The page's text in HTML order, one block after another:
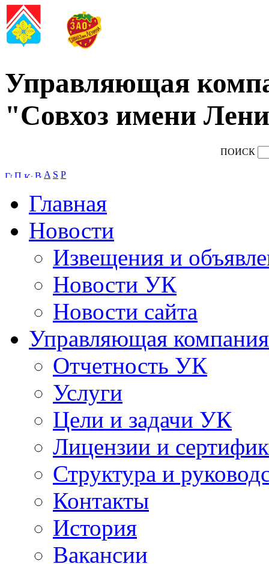
Управляющая
"Совхоз имени
ПОИСК
A S P
Главная
Новости
Извещения и
Новости УК
Новости сайта
Управляющая компания
Отчетность УК
Услуги
Цели и задачи УК
Лицензии и
Структура и
Контакты
История
Вакансии